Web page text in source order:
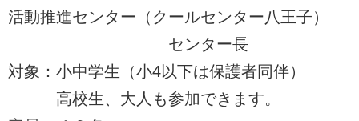
活動推進センター（クールセンター八王子）
センター長
対象：小中学生（小4以下は保護者同伴）
高校生、大人も参加できます。